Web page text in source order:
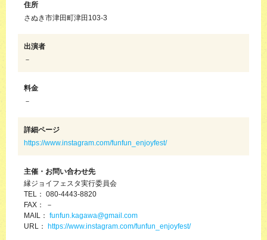
住所
さぬき市津田町津田103-3
出演者
－
料金
－
詳細ページ
https://www.instagram.com/funfun_enjoyfest/
主催・お問い合わせ先
縁ジョイフェスタ実行委員会
TEL： 080-4443-8820
FAX： －
MAIL： funfun.kagawa@gmail.com
URL： https://www.instagram.com/funfun_enjoyfest/